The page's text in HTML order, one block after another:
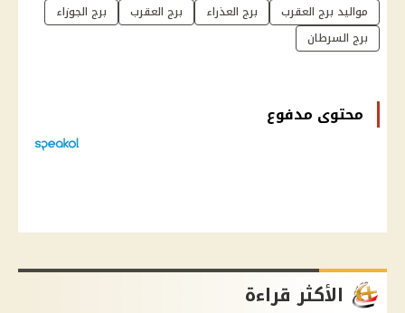
مواليد برج العقرب برج العذراء برج العقرب
برج الجوزاء
برج السرطان
محتوى مدفوع
الأكثر قراءة